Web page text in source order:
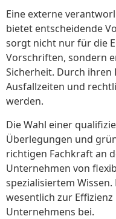
Eine externe
bietet entscheidende
sorgt nicht nur für die
Vorschriften, sondern
Sicherheit. Durch ihren
Ausfallzeiten und
werden.
Die Wahl einer
Überlegungen und
richtigen Fachkraft an
Unternehmen von
spezialisiertem Wissen.
wesentlich zur
Unternehmens bei.